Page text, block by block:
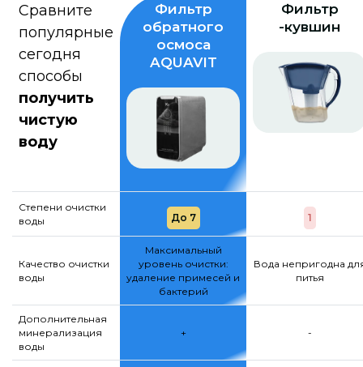
Сравните
популярные
сегодня
способы
получить
чистую
воду
Фильтр
обратного
осмоса
AQUAVIT
Фильтр
-кувшин
Степени очистки
воды
До 7 1
Качество очистки
воды
Максимальный
уровень очистки:
удаление примесей и
бактерий
Вода непригодна
питья
Дополнительная
минерализация
воды
+ -